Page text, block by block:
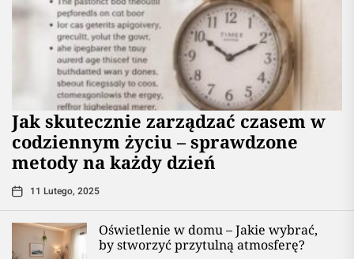
Jak skutecznie zarządzać czasem w
codziennym życiu – sprawdzone
metody na każdy dzień
11 Lutego, 2025
Oświetlenie w domu – Jakie wybrać,
by stworzyć przytulną atmosferę?